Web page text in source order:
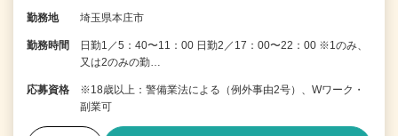
勤務地 埼玉県本庄市
勤務時間
日勤1／5：40〜11：00 日勤2／17：00〜22：00 ※1のみ、
又は2のみの勤…
応募資格
※18歳以上：警備業法による（例外事由2号）、Wワーク・
副業可